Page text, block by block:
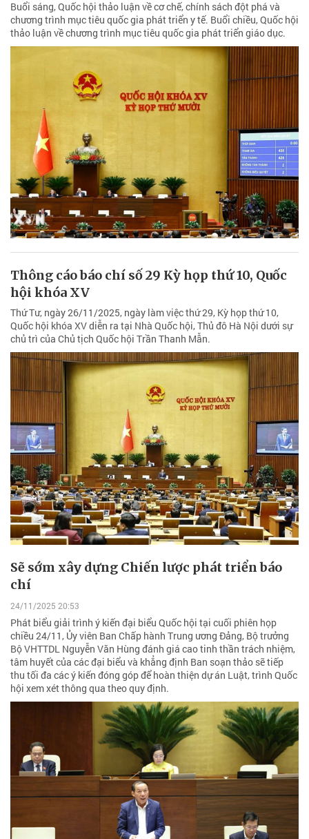
Buổi sáng, Quốc hội thảo luận về cơ chế, chính sách đột phá và
chương trình mục tiêu quốc gia phát triển y tế. Buổi chiều, Quốc hội
thảo luận về chương trình mục tiêu quốc gia phát triển giáo dục.
Thông cáo báo chí số 29 Kỳ họp thứ 10, Quốc
hội khóa XV
Thứ Tư, ngày 26/11/2025, ngày làm việc thứ 29, Kỳ họp thứ 10,
Quốc hội khóa XV diễn ra tại Nhà Quốc hội, Thủ đô Hà Nội dưới sự
chủ trì của Chủ tịch Quốc hội Trần Thanh Mẫn.
Sẽ sớm xây dựng Chiến lược phát triển báo
chí
24/11/2025 20:53
Phát biểu giải trình ý kiến đại biểu Quốc hội tại cuối phiên họp
chiều 24/11, Ủy viên Ban Chấp hành Trung ương Đảng, Bộ trưởng
Bộ VHTTDL Nguyễn Văn Hùng đánh giá cao tinh thần trách nhiệm,
tâm huyết của các đại biểu và khẳng định Ban soạn thảo sẽ tiếp
thu tối đa các ý kiến đóng góp để hoàn thiện dự án Luật, trình Quốc
hội xem xét thông qua theo quy định.